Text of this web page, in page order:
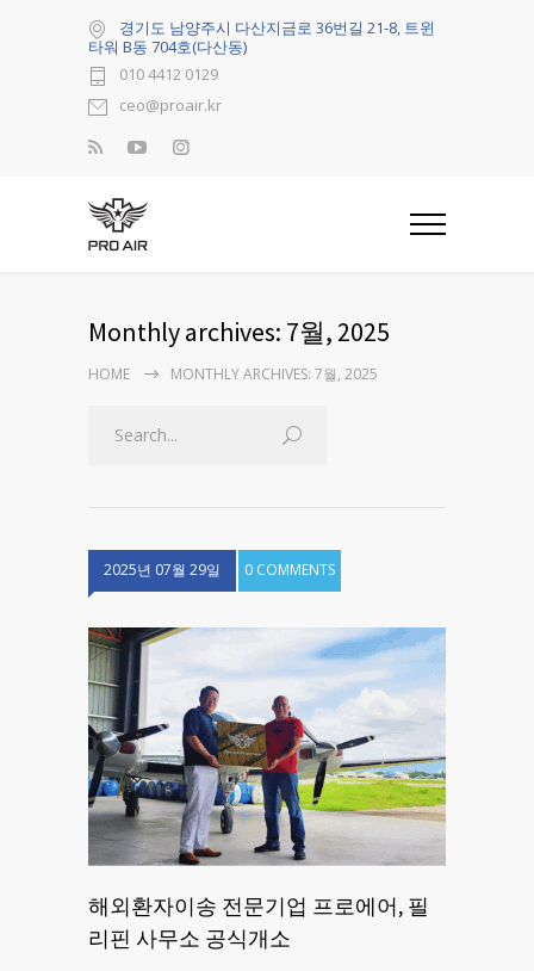
경기도 남양주시 다산지금로 36번길 21-8, 트윈
타워 B동 704호(다산동)
010 4412 0129
ceo@proair.kr
Monthly archives: 7월, 2025
HOME MONTHLY ARCHIVES: 7월, 2025
2025년 07월 29일 0 COMMENTS
해외환자이송 전문기업 프로에어, 필
리핀 사무소 공식개소